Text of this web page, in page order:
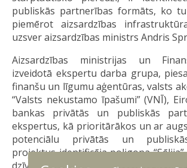
publiskās partnerības formāts, ko
piemērot aizsardzības
uzsver aizsardzības ministrs Andris
Aizsardzības ministrijas un
izveidotā ekspertu darba grupa,
finanšu un līgumu aģentūras, valsts
“Valsts nekustamo īpašumi” (VNĪ),
bankas privātās un publiskās
ekspertus, kā prioritārākos un ar
potenciālu privātās un
projektus identificēja poligona